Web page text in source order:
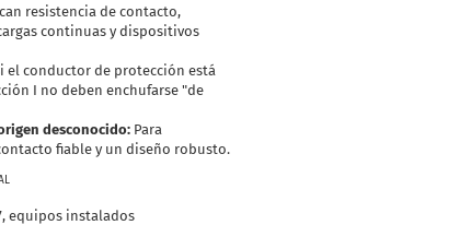
resistencia de contacto,
continuas y dispositivos
el conductor de protección está
I no deben enchufarse "de
desconocido: Para
fiable y un diseño robusto.
equipos instalados